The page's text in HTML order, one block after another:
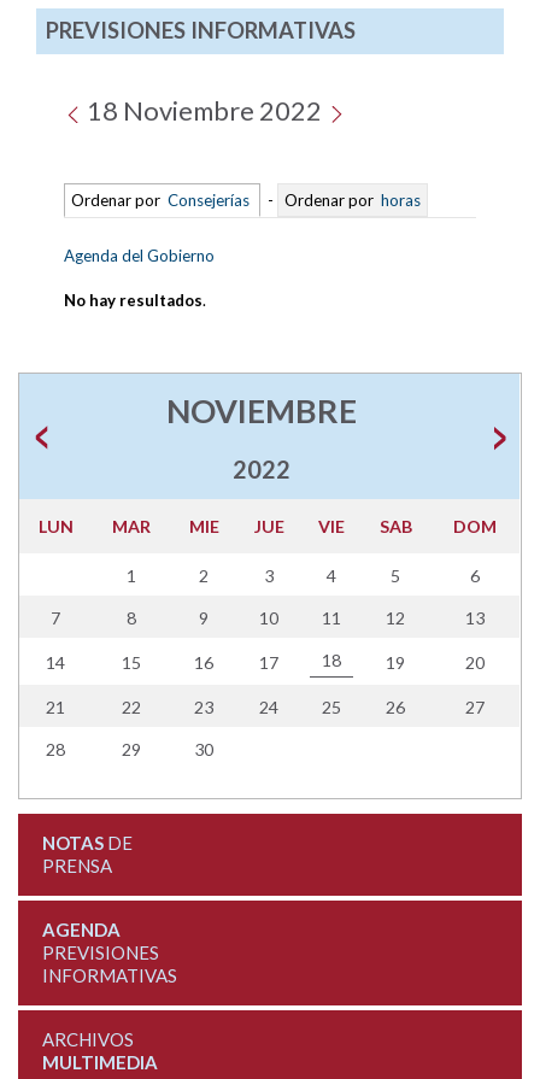
PREVISIONES INFORMATIVAS
18 Noviembre 2022
Ordenar por Consejerías - Ordenar por horas
Agenda del Gobierno
No hay resultados.
NOVIEMBRE
2022
LUN MAR MIE JUE VIE SAB DOM
1 2 3 4 5 6
7 8 9 10 11 12 13
14 15 16 17 18 19 20
21 22 23 24 25 26 27
28 29 30
NOTASDE
PRENSA
AGENDA
PREVISIONES
INFORMATIVAS
ARCHIVOS
MULTIMEDIA